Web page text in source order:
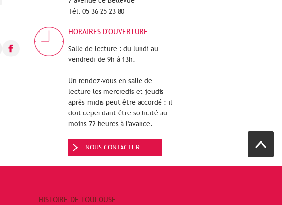
Tél. 05 36 25 23 80
HORAIRES D'OUVERTURE
Salle de lecture : du lundi au
vendredi de 9h à 13h.
Un rendez-vous en salle de
lecture les mercredis et jeudis
après-midis peut être accordé : il
doit cependant être sollicité au
moins 72 heures à l'avance.
NOUS CONTACTER
HISTOIRE DE TOULOUSE